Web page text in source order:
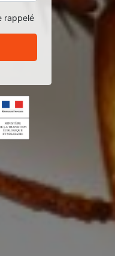
rappelé